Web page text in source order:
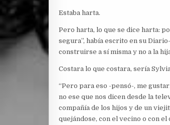
Estaba harta.
Pero harta, lo que se dice harta:
segura”, había escrito en su
construirse a sí misma y no a la
Costara lo que costara, sería
“Pero para eso -pensó-, me
no ese que nos dicen desde la
compañía de los hijos y de un
quejándose, con el vecino o con